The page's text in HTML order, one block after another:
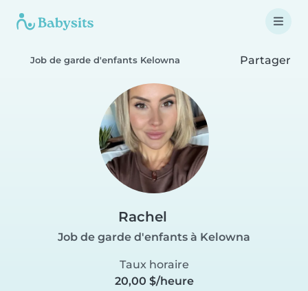
Job de garde d'enfants Kelowna Partager
Rachel
Job de garde d'enfants à Kelowna
Taux horaire
20,00 $/heure